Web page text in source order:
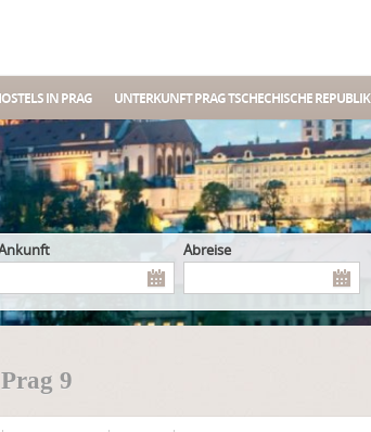
IN PRAG UNTERKUNFT PRAG TSCHECHISCHE REPUBLIK
Abreise
9